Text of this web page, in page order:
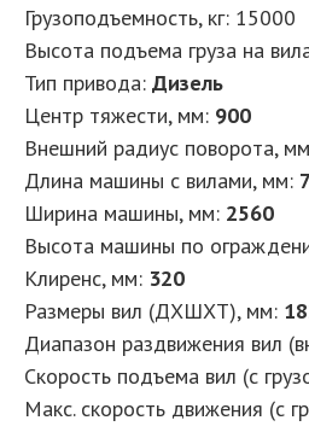
Грузоподъемность, кг: 15000
Высота подъема груза на
Тип привода: Дизель
Центр тяжести, мм: 900
Внешний радиус поворота,
Длина машины с вилами, мм:
Ширина машины, мм: 2560
Высота машины по
Клиренс, мм: 320
Размеры вил (ДXШXТ), мм:
Диапазон раздвижения вил
Скорость подъема вил (с
Макс. скорость движения (с